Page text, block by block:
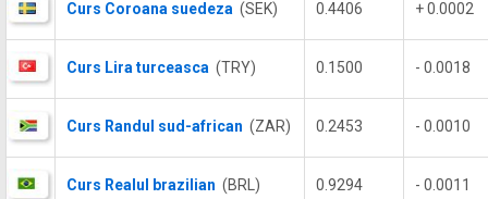
Curs Coroana suedeza (SEK) 0.4406 + 0.0002
Curs Lira turceasca (TRY) 0.1500 - 0.0018
Curs Randul sud-african (ZAR) 0.2453 - 0.0010
Curs Realul brazilian (BRL) 0.9294 - 0.0011